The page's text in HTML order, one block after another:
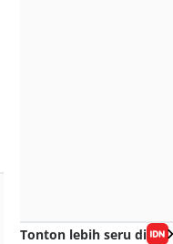
Tonton lebih seru di